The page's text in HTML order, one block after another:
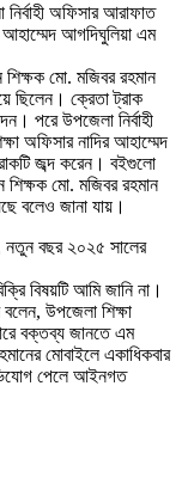
অফিসার আরাফাত
আহাম্মেদ আগদিঘুলিয়া এম
শিক্ষক মো. মজিবর রহমান
ছিলেন। ক্রেতা ট্রাক
পরে উপজেলা নির্বাহী
অফিসার নাদির আহাম্মেদ
জব্দ করেন। বইগুলো
শিক্ষক মো. মজিবর রহমান
বলেও জানা যায়।
নতুন বছর ২০২৫ সালের
বিষয়টি আমি জানি না।
উপজেলা শিক্ষা
বক্তব্য জানতে এম
মোবাইলে একাধিকবার
পেলে আইনগত